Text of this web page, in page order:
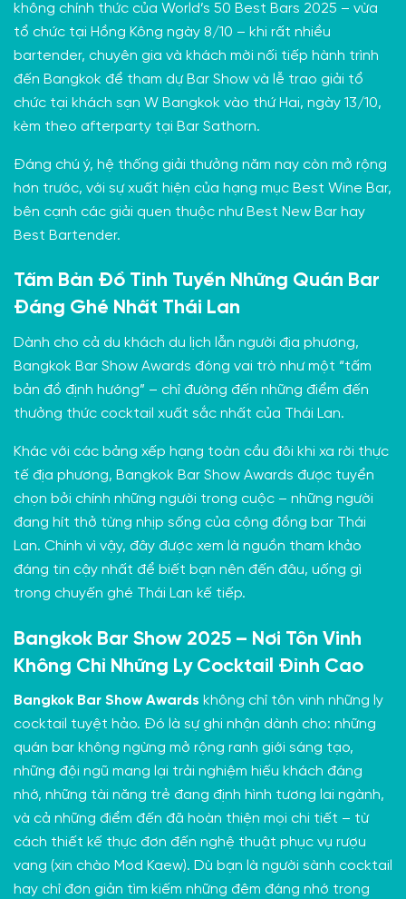
không chính thức của World’s 50 Best Bars 2025 – vừa
tổ chức tại Hồng Kông ngày 8/10 – khi rất nhiều
bartender, chuyên gia và khách mời nối tiếp hành trình
đến Bangkok để tham dự Bar Show và lễ trao giải tổ
chức tại khách sạn W Bangkok vào thứ Hai, ngày 13/10,
kèm theo afterparty tại Bar Sathorn.
Đáng chú ý, hệ thống giải thưởng năm nay còn mở rộng
hơn trước, với sự xuất hiện của hạng mục Best Wine Bar,
bên cạnh các giải quen thuộc như Best New Bar hay
Best Bartender.
Tấm Bản Đồ Tinh Tuyển Những Quán Bar
Đáng Ghé Nhất Thái Lan
Dành cho cả du khách du lịch lẫn người địa phương,
Bangkok Bar Show Awards đóng vai trò như một “tấm
bản đồ định hướng” – chỉ đường đến những điểm đến
thưởng thức cocktail xuất sắc nhất của Thái Lan.
Khác với các bảng xếp hạng toàn cầu đôi khi xa rời thực
tế địa phương, Bangkok Bar Show Awards được tuyển
chọn bởi chính những người trong cuộc – những người
đang hít thở từng nhịp sống của cộng đồng bar Thái
Lan. Chính vì vậy, đây được xem là nguồn tham khảo
đáng tin cậy nhất để biết bạn nên đến đâu, uống gì
trong chuyến ghé Thái Lan kế tiếp.
Bangkok Bar Show 2025 – Nơi Tôn Vinh
Không Chỉ Những Ly Cocktail Đỉnh Cao
Bangkok Bar Show Awards không chỉ tôn vinh những ly
cocktail tuyệt hảo. Đó là sự ghi nhận dành cho: những
quán bar không ngừng mở rộng ranh giới sáng tạo,
những đội ngũ mang lại trải nghiệm hiếu khách đáng
nhớ, những tài năng trẻ đang định hình tương lai ngành,
và cả những điểm đến đã hoàn thiện mọi chi tiết – từ
cách thiết kế thực đơn đến nghệ thuật phục vụ rượu
vang (xin chào Mod Kaew). Dù bạn là người sành cocktail
hay chỉ đơn giản tìm kiếm những đêm đáng nhớ trong